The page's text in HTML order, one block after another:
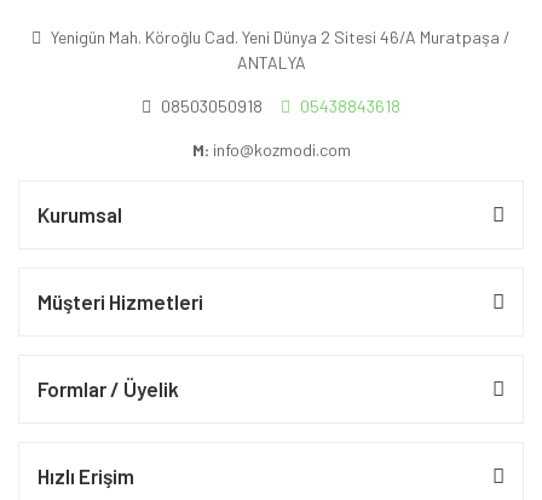
Yenigün Mah. Köroğlu Cad. Yeni Dünya 2 Sitesi 46/A Muratpaşa /
ANTALYA
08503050918 05438843618
M: info@kozmodi.com
Kurumsal
Müşteri Hizmetleri
Formlar / Üyelik
Hızlı Erişim